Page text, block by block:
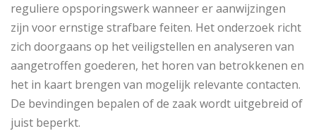
reguliere opsporingswerk wanneer er aanwijzingen
zijn voor ernstige strafbare feiten. Het onderzoek richt
zich doorgaans op het veiligstellen en analyseren van
aangetroffen goederen, het horen van betrokkenen en
het in kaart brengen van mogelijk relevante contacten.
De bevindingen bepalen of de zaak wordt uitgebreid of
juist beperkt.